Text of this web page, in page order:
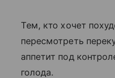
Тем, кто хочет
пересмотреть
аппетит под
голода.